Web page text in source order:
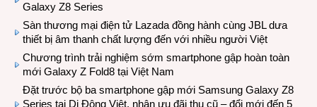
Galaxy Z8 Series
Sàn thương mại điện tử Lazada đồng hành cùng JBL dưa
thiết bị âm thanh chất lượng đến với nhiều người Việt
Chương trình trải nghiệm sớm smartphone gập hoàn toàn
mới Galaxy Z Fold8 tại Việt Nam
Đặt trước bộ ba smartphone gập mới Samsung Galaxy Z8
Series tại Di Động Việt, nhận ưu đãi thu cũ – đổi mới đến 5